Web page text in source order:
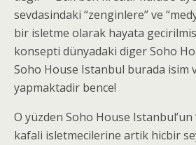
sevdasindaki “zenginlere” ve
bir isletme olarak hayata
konsepti dünyadaki diger Soho
Soho House Istanbul burada isim
yapmaktadir bence!
O yüzden Soho House
kafali isletmecilerine artik hicbir